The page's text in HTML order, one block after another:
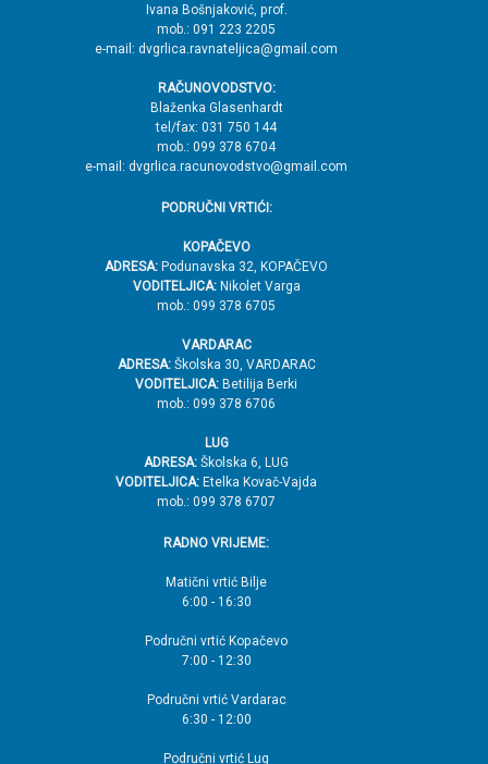
Ivana Bošnjaković, prof.
mob.: 091 223 2205
e-mail: dvgrlica.ravnateljica@gmail.com
RAČUNOVODSTVO:
Blaženka Glasenhardt
tel/fax: 031 750 144
mob.: 099 378 6704
e-mail: dvgrlica.racunovodstvo@gmail.com
PODRUČNI VRTIĆI:
KOPAČEVO
ADRESA: Podunavska 32, KOPAČEVO
VODITELJICA:Nikolet Varga
mob.: 099 378 6705
VARDARAC
ADRESA:Školska 30, VARDARAC
VODITELJICA: Betilija Berki
mob.: 099 378 6706
LUG
ADRESA: Školska 6, LUG
VODITELJICA: Etelka Kovač-Vajda
mob.: 099 378 6707
RADNO VRIJEME:
Matični vrtić Bilje
6:00 - 16:30
Područni vrtić Kopačevo
7:00 - 12:30
Područni vrtić Vardarac
6:30 - 12:00
Područni vrtić Lug